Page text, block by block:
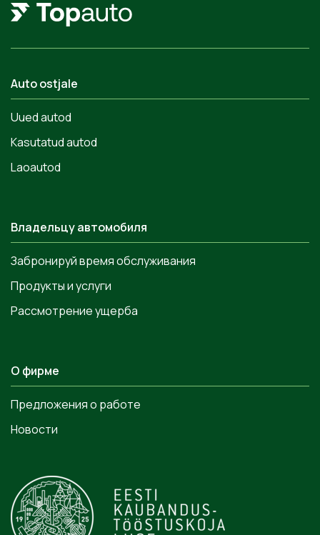
Auto ostjale
Uued autod
Kasutatud autod
Laoautod
Владельцу автомобиля
Забронируй время обслуживания
Продукты и услуги
Рассмотрение ущерба
О фирме
Предложения о работе
Новости